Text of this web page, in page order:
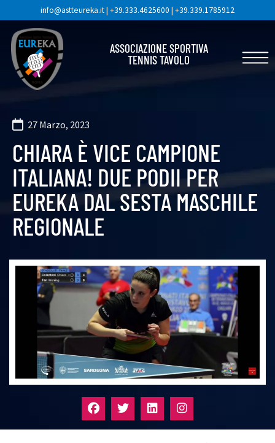
info@astteureka.it| +39.333.4625600 | +39.339.1785912
ASSOCIAZIONE SPORTIVA
TENNIS TAVOLO
27 Marzo, 2023
CHIARA È VICE CAMPIONE
ITALIANA! DUE PODII PER
EUREKA DAL SESTA MASCHILE
REGIONALE